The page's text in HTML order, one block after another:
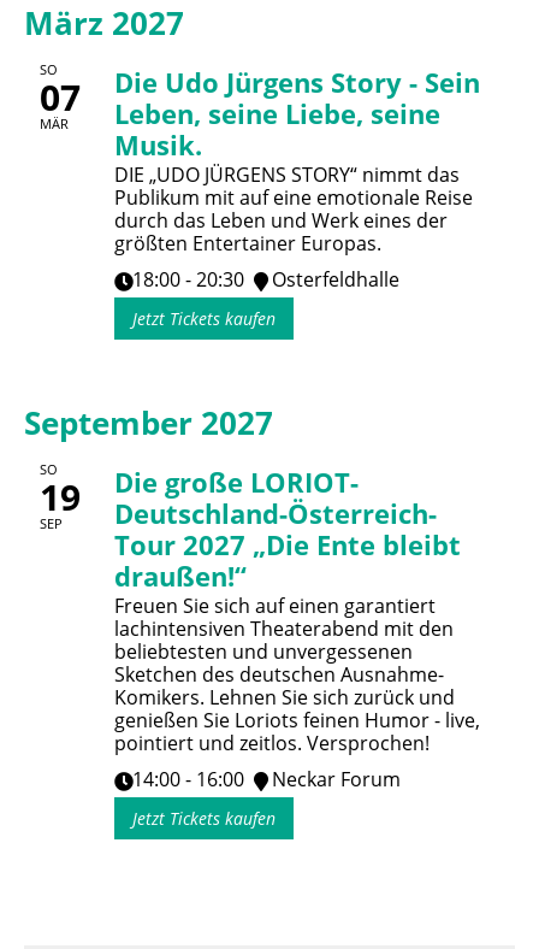
März 2027
SO
07
MÄR
Die Udo Jürgens Story - Sein
Leben, seine Liebe, seine
Musik.
DIE „UDO JÜRGENS STORY“ nimmt das
Publikum mit auf eine emotionale Reise
durch das Leben und Werk eines der
größten Entertainer Europas.
18:00 - 20:30
Osterfeldhalle
Jetzt Tickets kaufen
September 2027
SO
19
SEP
Die große LORIOT-
Deutschland-Österreich-
Tour 2027 „Die Ente bleibt
draußen!“
Freuen Sie sich auf einen garantiert
lachintensiven Theaterabend mit den
beliebtesten und unvergessenen
Sketchen des deutschen Ausnahme-
Komikers. Lehnen Sie sich zurück und
genießen Sie Loriots feinen Humor - live,
pointiert und zeitlos. Versprochen!
14:00 - 16:00
Neckar Forum
Jetzt Tickets kaufen